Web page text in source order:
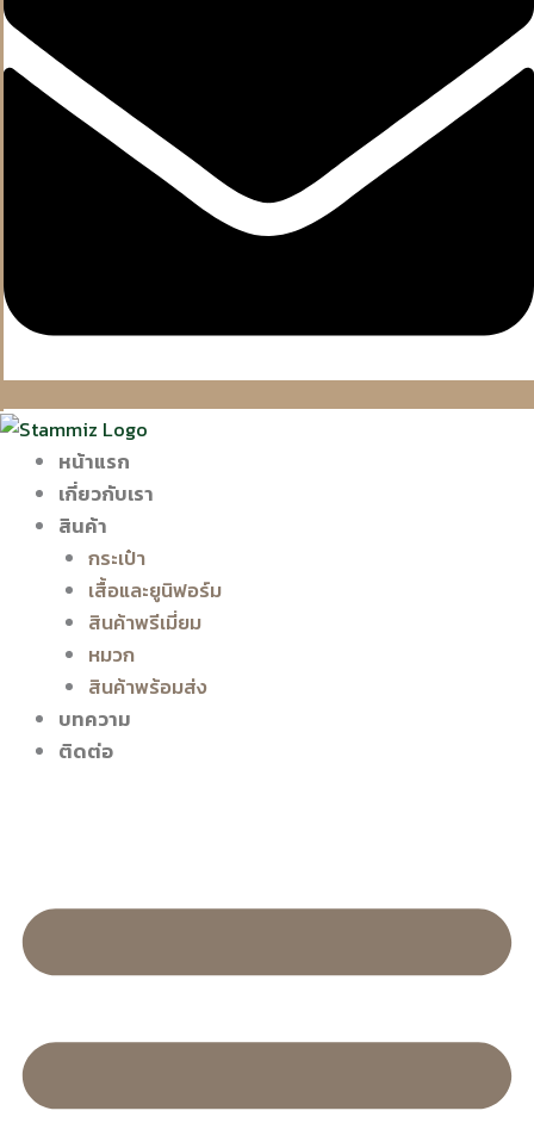
หน้าแรก
เกี่ยวกับเรา
สินค้า
กระเป๋า
เสื้อและยูนิฟอร์ม
สินค้าพรีเมี่ยม
หมวก
สินค้าพร้อมส่ง
บทความ
ติดต่อ